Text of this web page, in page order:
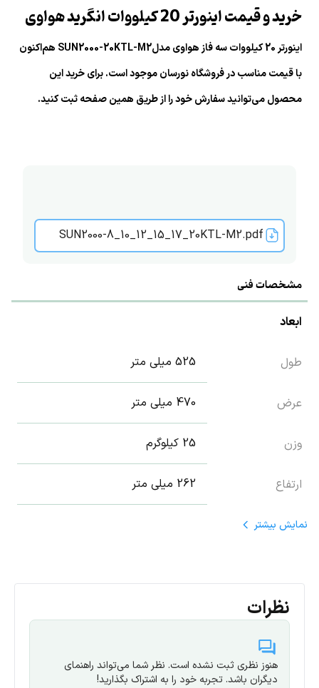
خرید و قیمت اینورتر 20 کیلووات انگرید هواوی
اینورتر 20 کیلووات سه فاز هواوی مدلSUN2000-20KTL-M2 هم‌اکنون
با قیمت مناسب در فروشگاه نورسان موجود است. برای خرید این
محصول می‌توانید سفارش خود را از طریق همین صفحه ثبت کنید.
SUN2000-8_10_12_15_17_20KTL-M2.pdf
مشخصات فنی
ابعاد
طول 525 میلی متر
عرض 470 میلی متر
وزن 25 کیلوگرم
ارتفاع 262 میلی متر
تکنولوژی محصول
تعداد MPPT
محدوده ولتاژ
MPPT
نمایش بیشتر
نظرات
هنوز نظری ثبت نشده است. نظر شما می‌تواند راهنمای
دیگران باشد. تجربه خود را به اشتراک بگذارید!